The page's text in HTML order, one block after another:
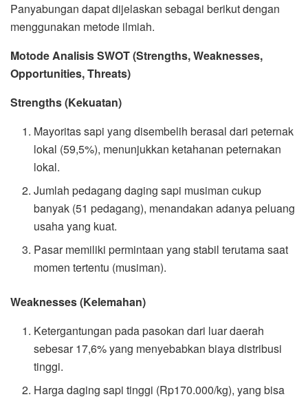
Panyabungan dapat dijelaskan sebagai berikut dengan
menggunakan metode ilmiah.
Motode Analisis SWOT (Strengths, Weaknesses,
Opportunities, Threats)
Strengths (Kekuatan)
Mayoritas sapi yang disembelih berasal dari peternak
lokal (59,5%), menunjukkan ketahanan peternakan
lokal.
Jumlah pedagang daging sapi musiman cukup
banyak (51 pedagang), menandakan adanya peluang
usaha yang kuat.
Pasar memiliki permintaan yang stabil terutama saat
momen tertentu (musiman).
Weaknesses (Kelemahan)
Ketergantungan pada pasokan dari luar daerah
sebesar 17,6% yang menyebabkan biaya distribusi
tinggi.
Harga daging sapi tinggi (Rp170.000/kg), yang bisa